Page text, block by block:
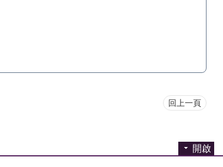
回上一頁
開啟